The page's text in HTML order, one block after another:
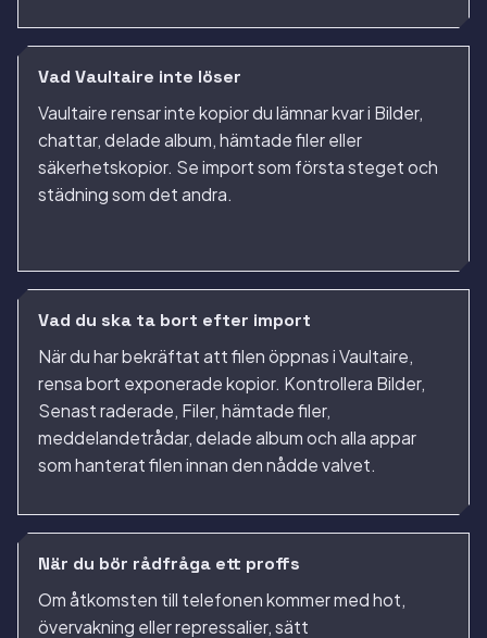
Vad Vaultaire inte löser
Vaultaire rensar inte kopior du lämnar kvar i Bilder,
chattar, delade album, hämtade filer eller
säkerhetskopior. Se import som första steget och
städning som det andra.
Vad du ska ta bort efter import
När du har bekräftat att filen öppnas i Vaultaire,
rensa bort exponerade kopior. Kontrollera Bilder,
Senast raderade, Filer, hämtade filer,
meddelandetrådar, delade album och alla appar
som hanterat filen innan den nådde valvet.
När du bör rådfråga ett proffs
Om åtkomsten till telefonen kommer med hot,
övervakning eller repressalier, sätt